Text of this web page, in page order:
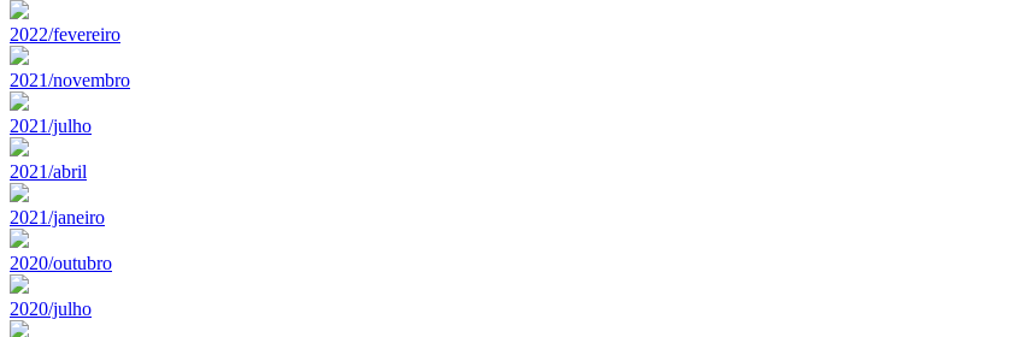
2022/fevereiro
2021/novembro
2021/julho
2021/abril
2021/janeiro
2020/outubro
2020/julho